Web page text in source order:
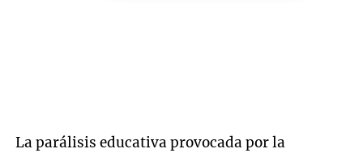
La parálisis educativa provocada por la